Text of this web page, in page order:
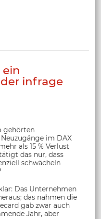
infrage
gehörten
im DAX
als 15 % Verlust
das nur, dass
schwächeln
Das Unternehmen
das nahmen die
gab zwar auch
Jahr, aber